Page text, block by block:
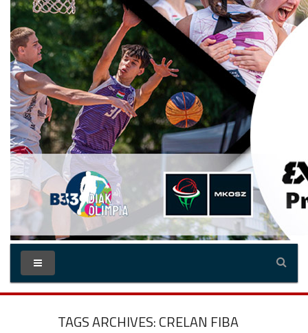
TAGS ARCHIVES: CRELAN FIBA